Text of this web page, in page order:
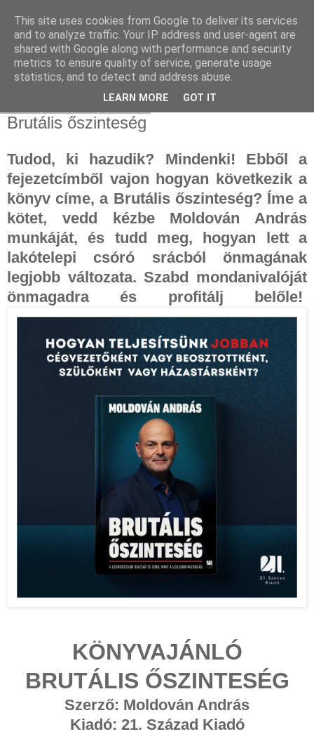
Brutális őszinteség
Tudod, ki hazudik? Mindenki! Ebből a
fejezetcímből vajon hogyan következik a
könyv címe, a Brutális őszinteség? Íme a
kötet, vedd kézbe Moldován András
munkáját, és tudd meg, hogyan lett a
lakótelepi csóró srácból önmagának
legjobb változata. Szabd mondanivalóját
önmagadra és profitálj belőle!
KÖNYVAJÁNLÓ
BRUTÁLIS ŐSZINTESÉG
Szerző: Moldován András
Kiadó: 21. Század Kiadó
This site uses cookies from Google to deliver its services
and to analyze traffic. Your IP address and user-agent are
shared with Google along with performance and security
metrics to ensure quality of service, generate usage
statistics, and to detect and address abuse.
LEARN MORE GOT IT